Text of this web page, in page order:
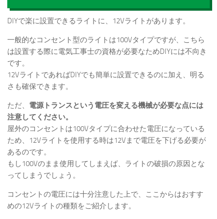
DIYで楽に設置できるライトに、12Vライトがあります。
一般的なコンセント型のライトは100Vタイプですが、こちら
は設置する際に電気工事士の資格が必要なためDIYには不向き
です。
12VライトであればDIYでも簡単に設置できるのに加え、明る
さも確保できます。
ただ、 電源トランスという電圧を変える機械が必要な点には
注意してください。
屋外のコンセントは100Vタイプに合わせた電圧になっている
ため、12Vライトを使用する時は12Vまで電圧を下げる必要が
あるのです。
もし100Vのまま使用してしまえば、ライトの破損の原因とな
ってしまうでしょう。
コンセントの電圧には十分注意した上で、ここからはおすす
めの12Vライトの種類をご紹介します。